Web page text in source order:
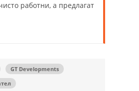
работни, а предлагат
GT Developments